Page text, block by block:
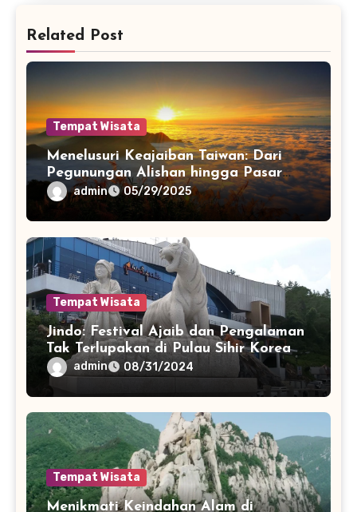
Related Post
Tempat Wisata
Menelusuri Keajaiban Taiwan: Dari
Pegunungan Alishan hingga Pasar
Malam Taipeix
admin 05/29/2025
Tempat Wisata
Jindo: Festival Ajaib dan Pengalaman
Tak Terlupakan di Pulau Sihir Korea
admin 08/31/2024
Tempat Wisata
Menikmati Keindahan Alam di